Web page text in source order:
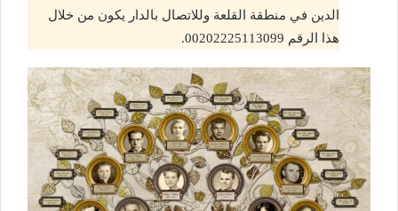
الدين في منطقة القلعة وللاتصال بالدار يكون من خلال
هذا الرقم 00202225113099.